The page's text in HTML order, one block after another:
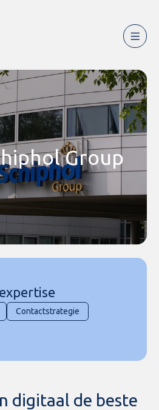
Group
Contactstrategie
digitaal de beste